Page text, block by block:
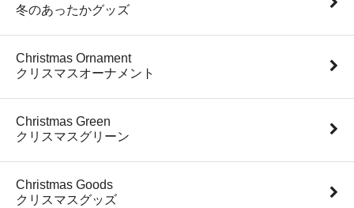
冬のあったかグッズ
Christmas Ornament
クリスマスオーナメント
Christmas Green
クリスマスグリーン
Christmas Goods
クリスマスグッズ